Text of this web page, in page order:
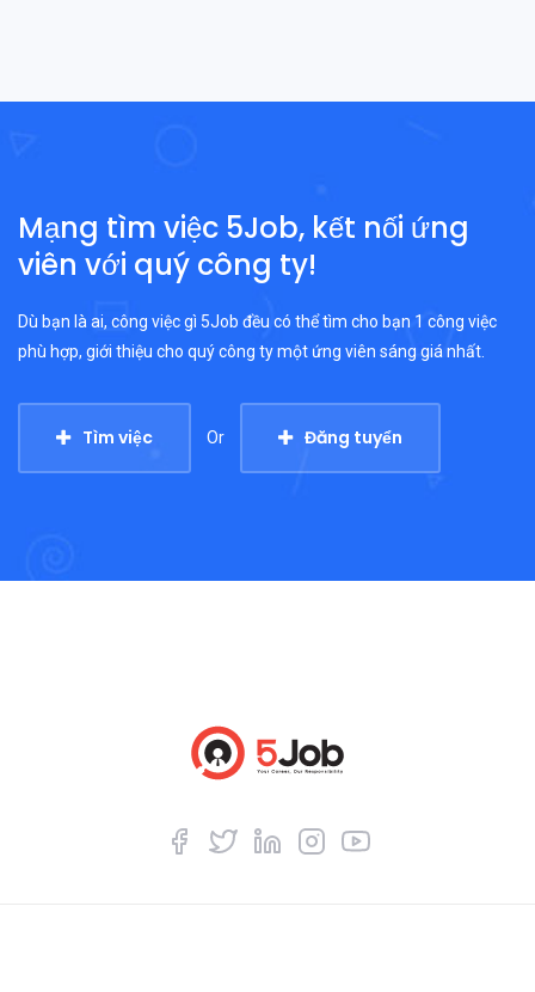
Mạng tìm việc 5Job, kết nối ứng
viên với quý công ty!
Dù bạn là ai, công việc gì 5Job đều có thể tìm cho bạn 1 công việc
phù hợp, giới thiệu cho quý công ty một ứng viên sáng giá nhất.
Tìm việc Or Đăng tuyển